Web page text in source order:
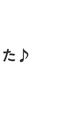
た♪